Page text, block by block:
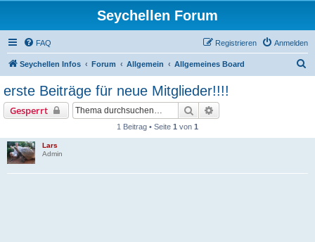
Seychellen Forum
FAQ Anmelden
Registrieren
Seychellen Infos Forum Allgemein Allgemeines Board
erste Beiträge für neue Mitglieder!!!!
Gesperrt Suche
1 Beitrag • Seite 1 von 1
Lars
Admin